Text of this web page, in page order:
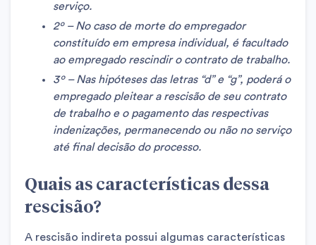
serviço.
2º – No caso de morte do empregador
constituído em empresa individual, é facultado
ao empregado rescindir o contrato de trabalho.
3º – Nas hipóteses das letras “d” e “g”, poderá o
empregado pleitear a rescisão de seu contrato
de trabalho e o pagamento das respectivas
indenizações, permanecendo ou não no serviço
até final decisão do processo.
Quais as características dessa
rescisão?
A rescisão indireta possui algumas características